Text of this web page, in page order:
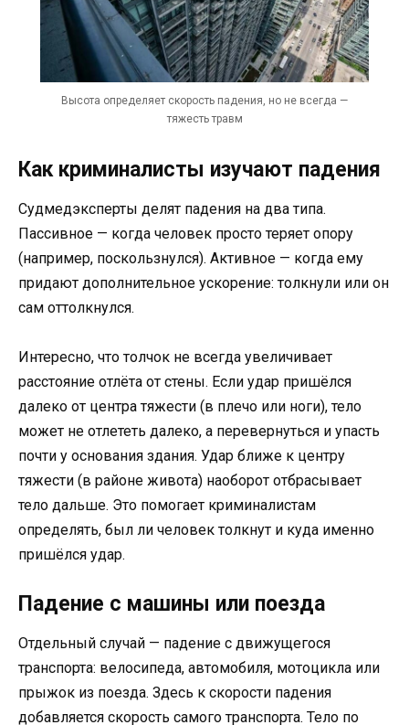
Высота определяет скорость падения, но не всегда —
тяжесть травм
Как криминалисты изучают падения
Судмедэксперты делят падения на два типа.
Пассивное — когда человек просто теряет опору
(например, поскользнулся). Активное — когда ему
придают дополнительное ускорение: толкнули или он
сам оттолкнулся.
Интересно, что толчок не всегда увеличивает
расстояние отлёта от стены. Если удар пришёлся
далеко от центра тяжести (в плечо или ноги), тело
может не отлететь далеко, а перевернуться и упасть
почти у основания здания. Удар ближе к центру
тяжести (в районе живота) наоборот отбрасывает
тело дальше. Это помогает криминалистам
определять, был ли человек толкнут и куда именно
пришёлся удар.
Падение с машины или поезда
Отдельный случай — падение с движущегося
транспорта: велосипеда, автомобиля, мотоцикла или
прыжок из поезда. Здесь к скорости падения
добавляется скорость самого транспорта. Тело по